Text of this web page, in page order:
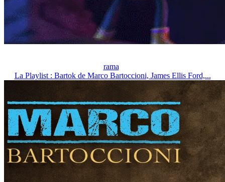
rama
La Playlist : Bartok de Marco Bartoccioni, James Ellis Ford,...